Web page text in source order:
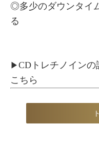
◎多少のダウンタイ
る
▶CDトレチノイン
こちら